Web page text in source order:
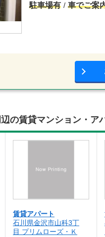
駐車場有 車でご案
の賃貸マンション・ア
賃貸アパート
石川県金沢市山科3丁
目 プリムローズ・Ｋ